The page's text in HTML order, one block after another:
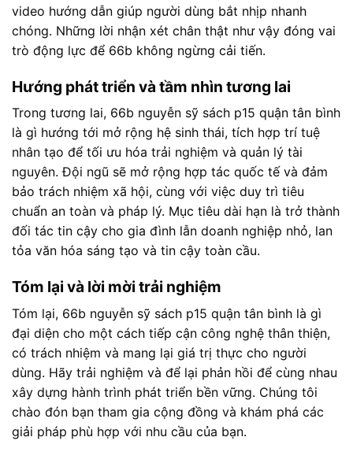
video hướng dẫn giúp người dùng bắt nhịp nhanh
chóng. Những lời nhận xét chân thật như vậy đóng vai
trò động lực để 66b không ngừng cải tiến.
Hướng phát triển và tầm nhìn tương lai
Trong tương lai, 66b nguyễn sỹ sách p15 quận tân bình
là gì hướng tới mở rộng hệ sinh thái, tích hợp trí tuệ
nhân tạo để tối ưu hóa trải nghiệm và quản lý tài
nguyên. Đội ngũ sẽ mở rộng hợp tác quốc tế và đảm
bảo trách nhiệm xã hội, cùng với việc duy trì tiêu
chuẩn an toàn và pháp lý. Mục tiêu dài hạn là trở thành
đối tác tin cậy cho gia đình lẫn doanh nghiệp nhỏ, lan
tỏa văn hóa sáng tạo và tin cậy toàn cầu.
Tóm lại và lời mời trải nghiệm
Tóm lại, 66b nguyễn sỹ sách p15 quận tân bình là gì
đại diện cho một cách tiếp cận công nghệ thân thiện,
có trách nhiệm và mang lại giá trị thực cho người
dùng. Hãy trải nghiệm và để lại phản hồi để cùng nhau
xây dựng hành trình phát triển bền vững. Chúng tôi
chào đón bạn tham gia cộng đồng và khám phá các
giải pháp phù hợp với nhu cầu của bạn.